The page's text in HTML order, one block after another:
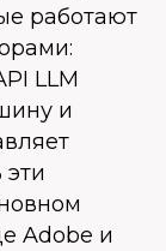
работают
LLM
и
Adobe и